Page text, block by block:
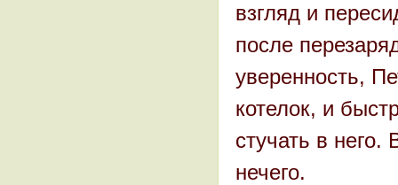
взгляд и
после
уверенность,
котелок, и
стучать в него.
нечего.